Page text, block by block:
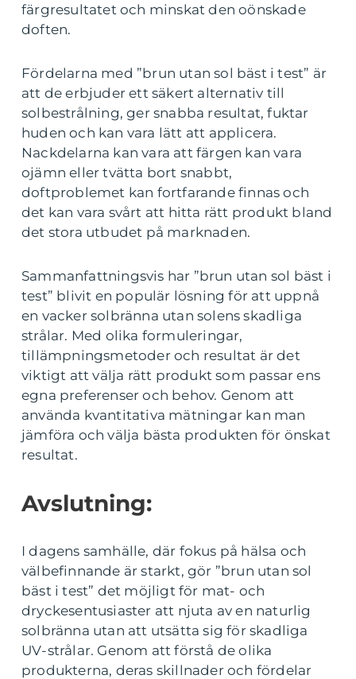
färgresultatet och minskat den oönskade
doften.
Fördelarna med ”brun utan sol bäst i test” är
att de erbjuder ett säkert alternativ till
solbestrålning, ger snabba resultat, fuktar
huden och kan vara lätt att applicera.
Nackdelarna kan vara att färgen kan vara
ojämn eller tvätta bort snabbt,
doftproblemet kan fortfarande finnas och
det kan vara svårt att hitta rätt produkt bland
det stora utbudet på marknaden.
Sammanfattningsvis har ”brun utan sol bäst i
test” blivit en populär lösning för att uppnå
en vacker solbränna utan solens skadliga
strålar. Med olika formuleringar,
tillämpningsmetoder och resultat är det
viktigt att välja rätt produkt som passar ens
egna preferenser och behov. Genom att
använda kvantitativa mätningar kan man
jämföra och välja bästa produkten för önskat
resultat.
Avslutning:
I dagens samhälle, där fokus på hälsa och
välbefinnande är starkt, gör ”brun utan sol
bäst i test” det möjligt för mat- och
dryckesentusiaster att njuta av en naturlig
solbränna utan att utsätta sig för skadliga
UV-strålar. Genom att förstå de olika
produkterna, deras skillnader och fördelar